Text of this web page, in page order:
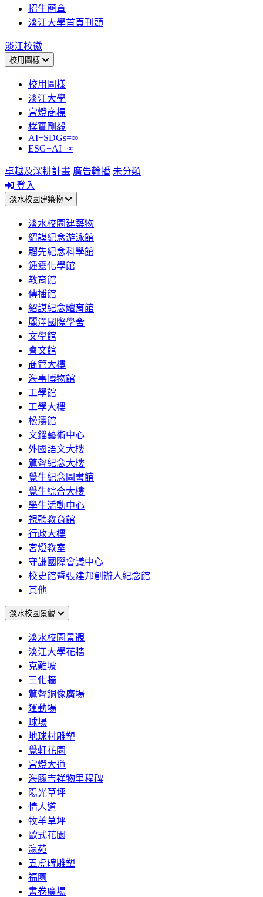
招生簡章
淡江大學首頁刊頭
淡江校徽
校用圖樣
校用圖樣
淡江大學
宮燈商標
樸實剛毅
AI+SDGs=∞
ESG+AI=∞
卓越及深耕計畫 廣告輪播 未分類
登入
淡水校園建築物
淡水校園建築物
紹謨紀念游泳館
騮先紀念科學館
鍾靈化學館
教育館
傳播館
紹謨紀念體育館
麗澤國際學舍
文學館
會文館
商管大樓
海事博物館
工學館
工學大樓
松濤館
文錙藝術中心
外國語文大樓
驚聲紀念大樓
覺生紀念圖書館
覺生綜合大樓
學生活動中心
視聽教育館
行政大樓
宮燈教室
守謙國際會議中心
校史館暨張建邦創辦人紀念館
其他
淡水校園景觀
淡水校園景觀
淡江大學花牆
克難坡
三化牆
驚聲銅像廣場
運動場
球場
地球村雕塑
覺軒花園
宮燈大道
海豚吉祥物里程碑
陽光草坪
情人道
牧羊草坪
歐式花園
瀛苑
五虎碑雕塑
福園
書卷廣場